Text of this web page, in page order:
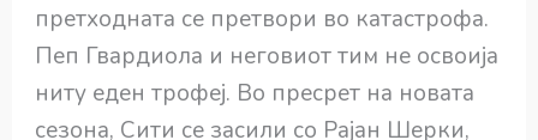
претходната се претвори во катастрофа.
Пеп Гвардиола и неговиот тим не освоија
ниту еден трофеј. Во пресрет на новата
сезона, Сити се засили со Рајан Шерки,